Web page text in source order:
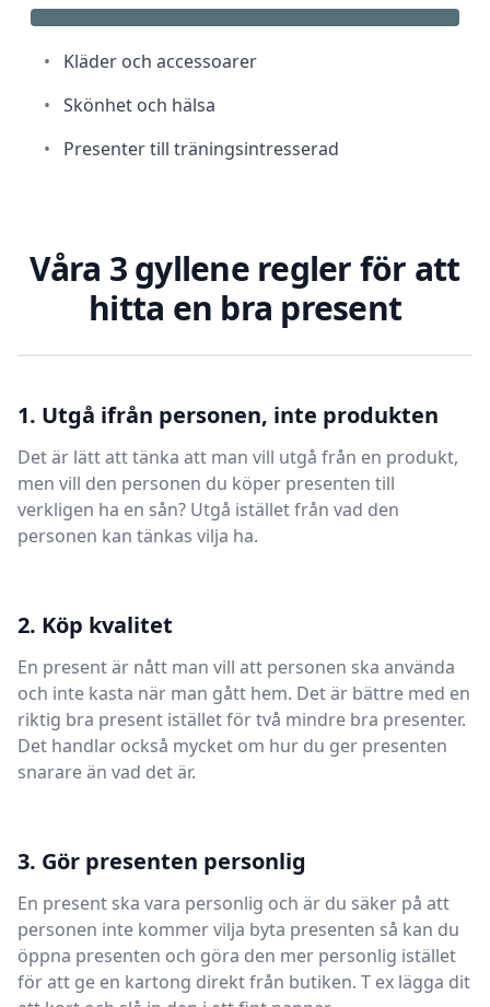
•
Kläder och accessoarer
• Skönhet och hälsa
•
Presenter till träningsintresserad
Våra 3 gyllene regler för att
hitta en bra present
1. Utgå ifrån personen, inte produkten
Det är lätt att tänka att man vill utgå från en produkt,
men vill den personen du köper presenten till
verkligen ha en sån? Utgå istället från vad den
personen kan tänkas vilja ha.
2. Köp kvalitet
En present är nått man vill att personen ska använda
och inte kasta när man gått hem. Det är bättre med en
riktig bra present istället för två mindre bra presenter.
Det handlar också mycket om hur du ger presenten
snarare än vad det är.
3. Gör presenten personlig
En present ska vara personlig och är du säker på att
personen inte kommer vilja byta presenten så kan du
öppna presenten och göra den mer personlig istället
för att ge en kartong direkt från butiken. T ex lägga dit